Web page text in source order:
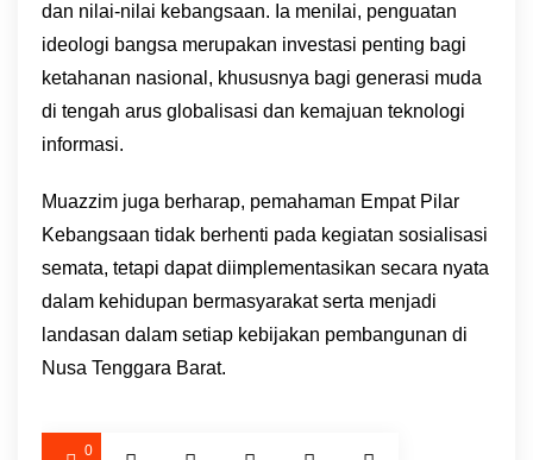
dan nilai-nilai kebangsaan. Ia menilai, penguatan
ideologi bangsa merupakan investasi penting bagi
ketahanan nasional, khususnya bagi generasi muda
di tengah arus globalisasi dan kemajuan teknologi
informasi.
Muazzim juga berharap, pemahaman Empat Pilar
Kebangsaan tidak berhenti pada kegiatan sosialisasi
semata, tetapi dapat diimplementasikan secara nyata
dalam kehidupan bermasyarakat serta menjadi
landasan dalam setiap kebijakan pembangunan di
Nusa Tenggara Barat.
0